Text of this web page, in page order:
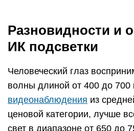
Разновидности и
ИК подсветки
Человеческий глаз
волны длиной от 400 до 700
видеонаблюдения из
ценовой категории, лучше
свет в диапазоне от 650 до